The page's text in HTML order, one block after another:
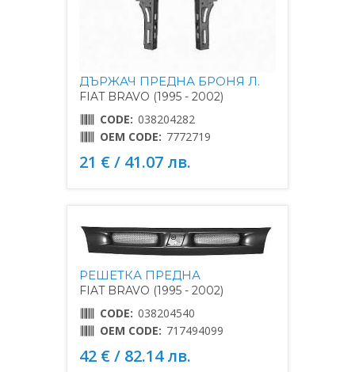
ДЪРЖАЧ ПРЕДНА БРОНЯ Л.
FIAT BRAVO (1995 - 2002)
CODE: 038204282
OEM CODE: 7772719
21 € / 41.07 лв.
РЕШЕТКА ПРЕДНА
FIAT BRAVO (1995 - 2002)
CODE: 038204540
OEM CODE: 717494099
42 € / 82.14 лв.